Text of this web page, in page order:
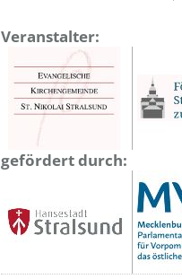
Veranstalter:
gefördert durch: